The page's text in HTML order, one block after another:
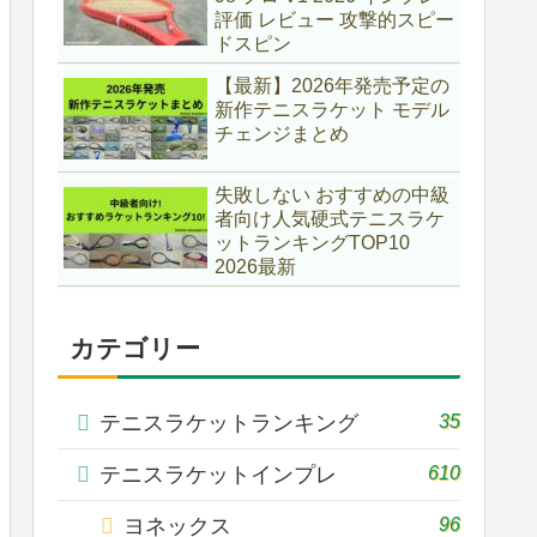
評価 レビュー 攻撃的スピー
ドスピン
【最新】2026年発売予定の
新作テニスラケット モデル
チェンジまとめ
失敗しない おすすめの中級
者向け人気硬式テニスラケ
ットランキングTOP10
2026最新
カテゴリー
テニスラケットランキング 35
テニスラケットインプレ 610
ヨネックス 96